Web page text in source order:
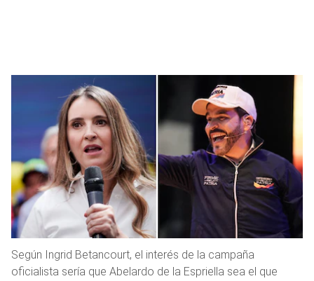
Según Ingrid Betancourt, el interés de la campaña
oficialista sería que Abelardo de la Espriella sea el que